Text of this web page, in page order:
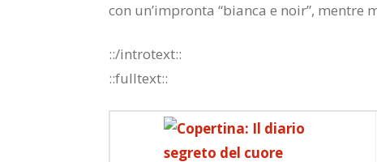
con un’impronta “bianca e noir”,
::/introtext::
::fulltext::